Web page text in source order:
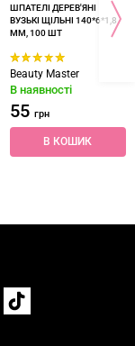
ШПАТЕЛІ ДЕРЕВ'ЯНІ
ВУЗЬКІ ЩІЛЬНІ 140*6*1,8
ММ, 100 ШТ
Beauty Master
В наявності
55 грн
В КОШИК